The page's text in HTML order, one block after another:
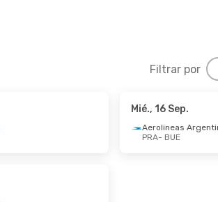
Filtrar por
Directo
Mié., 16 Sep.
Aerolineas
PRA- BUE